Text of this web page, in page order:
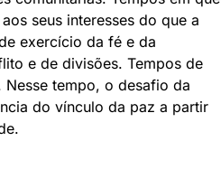
seus interesses do que a
exercício da fé e da
e de divisões. Tempos de
tempo, o desafio da
do vínculo da paz a partir